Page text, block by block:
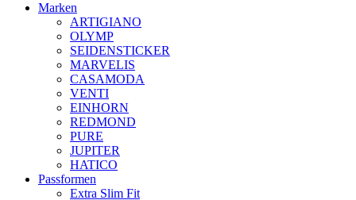
Marken
ARTIGIANO
OLYMP
SEIDENSTICKER
MARVELIS
CASAMODA
VENTI
EINHORN
REDMOND
PURE
JUPITER
HATICO
Passformen
Extra Slim Fit